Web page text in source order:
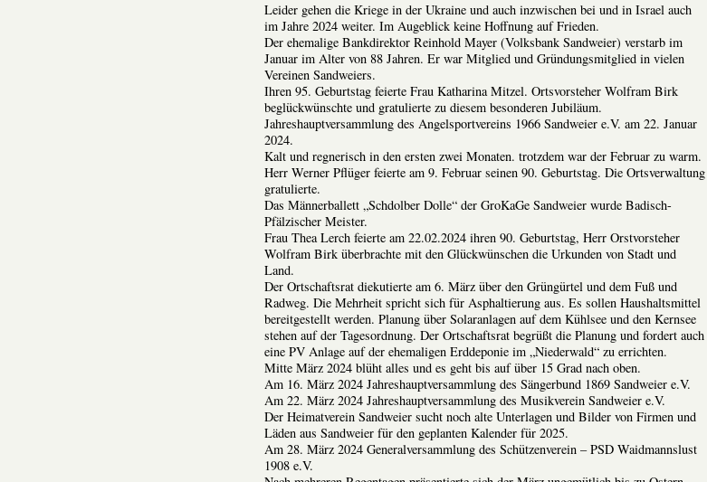
Leider gehen die Kriege in der Ukraine und auch inzwischen bei und in Israel auch
im Jahre 2024 weiter. Im Augeblick keine Hoffnung auf Frieden.
Der ehemalige Bankdirektor Reinhold Mayer (Volksbank Sandweier) verstarb im
Januar im Alter von 88 Jahren. Er war Mitglied und Gründungsmitglied in vielen
Vereinen Sandweiers.
Ihren 95. Geburtstag feierte Frau Katharina Mitzel. Ortsvorsteher Wolfram Birk
beglückwünschte und gratulierte zu diesem besonderen Jubiläum.
Jahreshauptversammlung des Angelsportvereins 1966 Sandweier e.V. am 22. Januar
2024.
Kalt und regnerisch in den ersten zwei Monaten. trotzdem war der Februar zu warm.
Herr Werner Pflüger feierte am 9. Februar seinen 90. Geburtstag. Die Ortsverwaltung
gratulierte.
Das Männerballett „Schdolber Dolle“ der GroKaGe Sandweier wurde Badisch-
Pfälzischer Meister.
Frau Thea Lerch feierte am 22.02.2024 ihren 90. Geburtstag, Herr Orstvorsteher
Wolfram Birk überbrachte mit den Glückwünschen die Urkunden von Stadt und
Land.
Der Ortschaftsrat diekutierte am 6. März über den Grüngürtel und dem Fuß und
Radweg. Die Mehrheit spricht sich für Asphaltierung aus. Es sollen Haushaltsmittel
bereitgestellt werden. Planung über Solaranlagen auf dem Kühlsee und den Kernsee
stehen auf der Tagesordnung. Der Ortschaftsrat begrüßt die Planung und fordert auch
eine PV Anlage auf der ehemaligen Erddeponie im „Niederwald“ zu errichten.
Mitte März 2024 blüht alles und es geht bis auf über 15 Grad nach oben.
Am 16. März 2024 Jahreshauptversammlung des Sängerbund 1869 Sandweier e.V.
Am 22. März 2024 Jahreshauptversammlung des Musikverein Sandweier e.V.
Der Heimatverein Sandweier sucht noch alte Unterlagen und Bilder von Firmen und
Läden aus Sandweier für den geplanten Kalender für 2025.
Am 28. März 2024 Generalversammlung des Schützenverein – PSD Waidmannslust
1908 e.V.